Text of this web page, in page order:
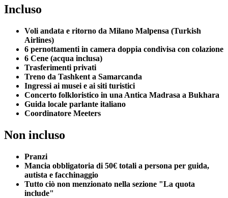
Incluso
Voli andata e ritorno da Milano Malpensa (Turkish
Airlines)
6 pernottamenti in camera doppia condivisa con colazione
6 Cene (acqua inclusa)
Trasferimenti privati
Treno da Tashkent a Samarcanda
Ingressi ai musei e ai siti turistici
Concerto folkloristico in una Antica Madrasa a Bukhara
Guida locale parlante italiano
Coordinatore Meeters
Non incluso
Pranzi
Mancia obbligatoria di 50€ totali a persona per guida,
autista e facchinaggio
Tutto ciò non menzionato nella sezione "La quota
include"